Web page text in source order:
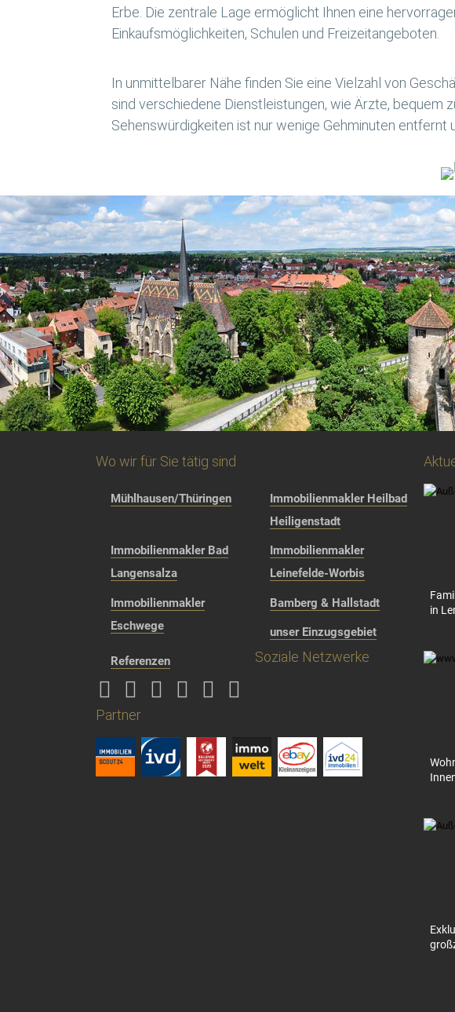
Erbe. Die zentrale Lage ermöglicht Ihnen eine
Einkaufsmöglichkeiten, Schulen und Freizeitangeboten.
In unmittelbarer Nähe finden Sie eine Vielzahl von
sind verschiedene Dienstleistungen, wie Ärzte, bequem
Sehenswürdigkeiten ist nur wenige Gehminuten
Wo wir für Sie tätig sind
Mühlhausen/Thüringen
Immobilienmakler Heilbad
Heiligenstadt
Immobilienmakler Bad
Langensalza
Immobilienmakler
Leinefelde-Worbis
Immobilienmakler
Eschwege
Bamberg & Hallstadt
unser Einzugsgebiet
Referenzen Soziale Netzwerke
Partner
in